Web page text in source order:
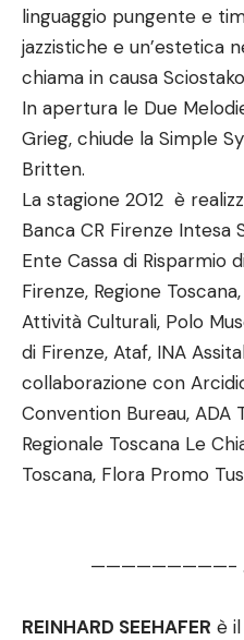
linguaggio pungente e
jazzistiche e un’estetica
chiama in causa
In apertura le Due
Grieg, chiude la Simple
Britten.
La stagione 2012 è
Banca CR Firenze Intesa
Ente Cassa di Risparmio
Firenze, Regione
Attività Culturali, Polo
di Firenze, Ataf, INA
collaborazione con
Convention Bureau, ADA
Regionale Toscana Le
Toscana, Flora Promo
—————————-
REINHARD SEEHAFER è